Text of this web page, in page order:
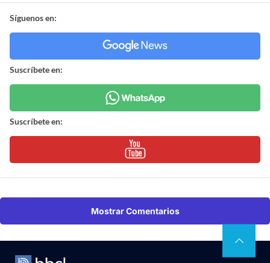
Síguenos en:
Suscríbete en:
Suscríbete en:
Mostrar Comentarios